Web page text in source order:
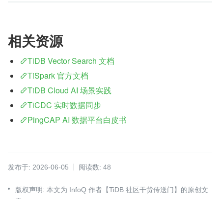
相关资源
TiDB Vector Search 文档
TiSpark 官方文档
TiDB Cloud AI 场景实践
TiCDC 实时数据同步
PingCAP AI 数据平台白皮书
发布于: 2026-06-05 阅读数: 48
版权声明: 本文为 InfoQ 作者【TiDB 社区干货传送门】的原创文